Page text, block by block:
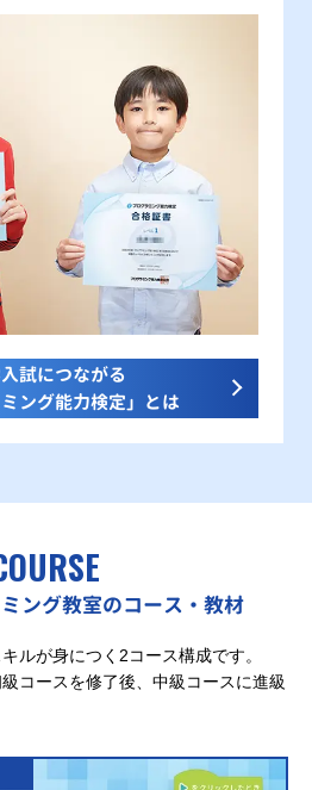
試につながる
ミング能力検定」とは
ング教室のコース・教材
ルが身につく2コース構成です。
コースを修了後、中級コースに進級